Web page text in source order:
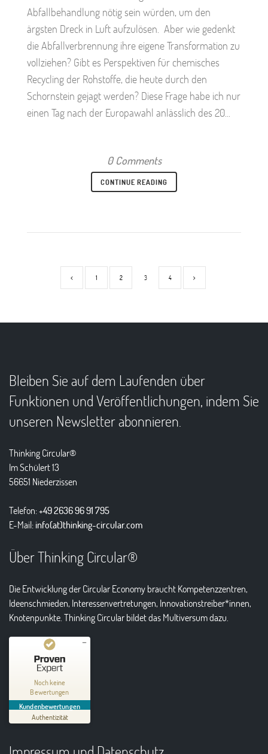
Abfallbehandlung nötig sein würden, um den
ärgsten Dreck in Luft aufzulösen. Aber wie gedenkt
die Abfallverbrennung ihre eigene Transformation zu
vollziehen? Gibt es Perspektiven für chemisches
Recycling der Rohstoffe, die heute durch den
Schornstein gejagt werden? Diese Frage habe ich nur
einen Tag nach der Europawahl anlässlich des 20...
0 Comments
CONTINUE READING
1 2 3 4
Bleiben Sie auf dem Laufenden über
Funktionen und Veröffentlichungen, indem Sie
unseren Newsletter abonnieren.
Thinking Circular®
Im Schülert 13
56651 Niederzissen
Telefon:+49 2636 96 91 795
E-Mail:info(at)thinking-circular.com
Über Thinking Circular®
Die Entwicklung der Circular Economy braucht Kompetenzzentren,
Ideenschmieden, Interessenvertretungen, Innovationstreiber*innen,
Knotenpunkte. Thinking Circular bildet das Multiversum dazu.
Noch keine
Bewertungen
Kundenbewertungen
Authentizität
Kundenbewertungen und Erfahrungen zu
Thinking Circular® Niederzissen
MANGELHAFT
Erfahren Sie mehr über dieses Bewertungssiegel